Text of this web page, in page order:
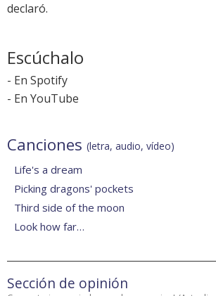
declaró.
Escúchalo
- En Spotify
- En YouTube
Canciones (letra, audio, vídeo)
Life's a dream
Picking dragons' pockets
Third side of the moon
Look how far…
Sección de opinión